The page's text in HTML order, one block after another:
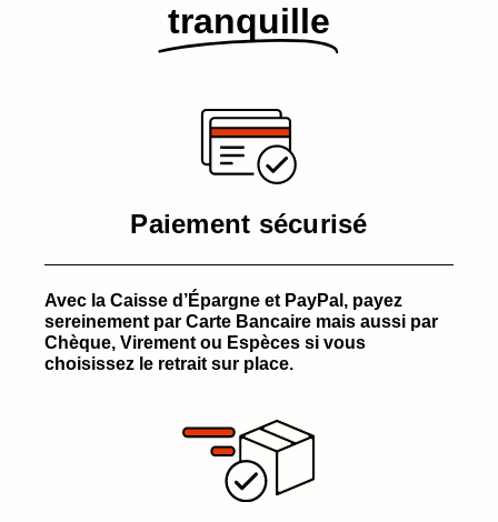
tranquille
Paiement sécurisé
Avec la Caisse d’Épargne et PayPal, payez
sereinement par Carte Bancaire mais aussi par
Chèque, Virement ou Espèces si vous
choisissez le retrait sur place.